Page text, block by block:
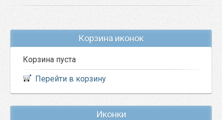
Корзина иконок
Корзина пуста
Перейти в корзину
Иконки